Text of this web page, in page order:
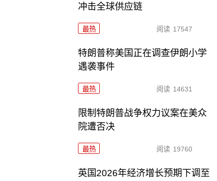
冲击全球供应链
最热 阅读 17547
特朗普称美国正在调查伊朗小学
遇袭事件
最热 阅读 14631
限制特朗普战争权力议案在美众
院遭否决
最热 阅读 19760
英国2026年经济增长预期下调至